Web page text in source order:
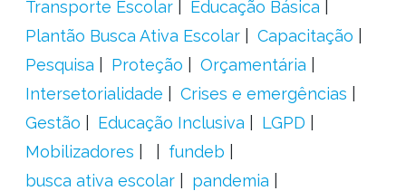
Transporte Escolar
Educação Básica
Plantão Busca Ativa Escolar
Capacitação
Pesquisa
Proteção
Orçamentária
Intersetorialidade
Crises e emergências
Gestão
Educação Inclusiva
LGPD
Mobilizadores
fundeb
busca ativa escolar
pandemia